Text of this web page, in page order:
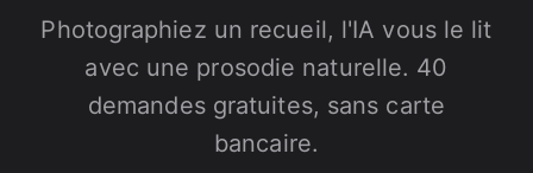
Photographiez un recueil, l'IA vous le lit
avec une prosodie naturelle. 40
demandes gratuites, sans carte
bancaire.